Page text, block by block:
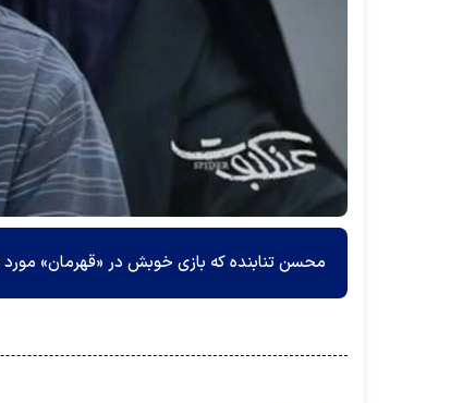
محسن تنابنده که بازی خوبش در «قهرمان» مورد